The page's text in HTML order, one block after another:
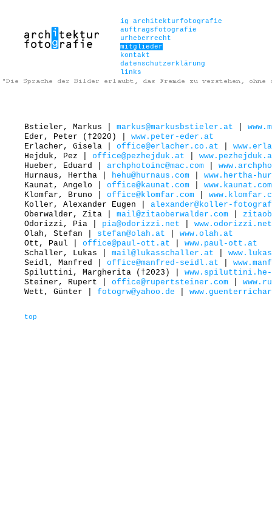
ig architekturfotografie
auftragsfotografie
urheberrecht
mitglieder
kontakt
datenschutzerklärung
links
Bstieler, Markus | markus@markusbstieler.at
Eder, Peter (†2020) | www.peter-eder.at
Erlacher, Gisela | office@erlacher.co.at
Hejduk, Pez | office@pezhejduk.at
Hueber, Eduard | archphotoinc@mac.com
Hurnaus, Hertha | hehu@hurnaus.com
www.hertha-
Kaunat, Angelo | office@kaunat.com
www.kaunat.com
Klomfar, Bruno | office@klomfar.com
Koller, Alexander Eugen | alexander@koller-
Oberwalder, Zita | mail@zitaoberwalder.com
Odorizzi, Pia | pia@odorizzi.net
www.odorizzi.net
Olah, Stefan | stefan@olah.at
www.olah.at
Ott, Paul | office@paul-ott.at
www.paul-ott.at
Schaller, Lukas | mail@lukasschaller.at
Seidl, Manfred | office@manfred-seidl.at
Spiluttini, Margherita (†2023) |
Steiner, Rupert | office@rupertsteiner.com
Wett, Günter | fotogrw@yahoo.de
top